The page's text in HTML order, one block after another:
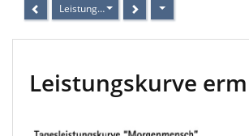
Leistungskurve ermitteln
Leistungskurve